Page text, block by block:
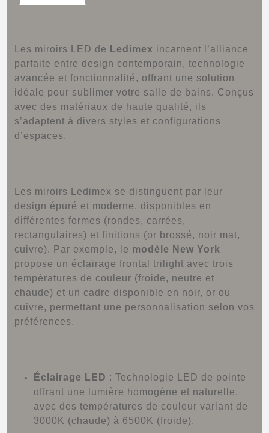
Les miroirs LED de Ledimex incarnent l’alliance
parfaite entre design contemporain, technologie
avancée et fonctionnalité, offrant une solution
idéale pour sublimer votre salle de bains. Conçus
avec des matériaux de haute qualité, ils
s’adaptent à divers styles et configurations
d’espaces.
Les miroirs Ledimex se distinguent par leur
design épuré et moderne, disponibles en
différentes formes (rondes, carrées,
rectangulaires) et finitions (or brossé, noir mat,
cuivre). Par exemple, le modèle New York
propose un éclairage frontal trilight avec trois
températures de couleur (froide, neutre et
chaude) et un cadre disponible en noir, or ou
cuivre, permettant une personnalisation selon vos
préférences.
Éclairage LED : Technologie LED de pointe
offrant une lumière homogène et naturelle,
avec des températures de couleur variant de
3000K (chaude) à 6500K (froide).